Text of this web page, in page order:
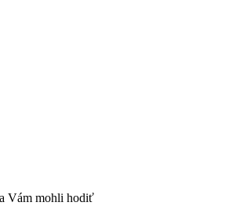
Vám mohli hodiť